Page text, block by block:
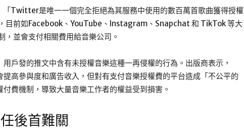
Twitter是唯一一個完全拒絕為其服務中使用的數百萬首歌曲獲得授權
目前如Facebook、YouTube、Instagram、Snapchat 和 TikTok 等大
，並會支付相關費用給音樂公司。
戶發的推文中含有未授權音樂這種一再侵權的行為。出版商表示，
高參與度和廣告收入，但對有支付音樂授權費的平台造成「不公平的
費機制，導致大量音樂工作者的權益受到損害。
後首難關